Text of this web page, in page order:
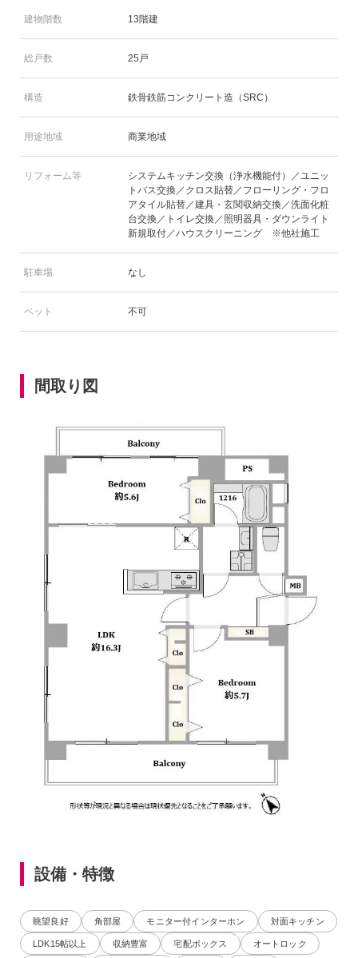
建物階数 13階建
総戸数 25戸
構造 鉄骨鉄筋コンクリート造（SRC）
用途地域 商業地域
リフォーム等
システムキッチン交換（浄水機能付）／ユニッ
トバス交換／クロス貼替／フローリング・フロ
アタイル貼替／建具・玄関収納交換／洗面化粧
台交換／トイレ交換／照明器具・ダウンライト
新規取付／ハウスクリーニング ※他社施工
駐車場 なし
ペット 不可
間取り図
設備・特徴
眺望良好 角部屋 モニター付インターホン 対面キッチン
LDK15帖以上 収納豊富 宅配ボックス オートロック